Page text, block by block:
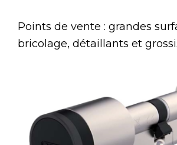
Points de vente : grandes
bricolage, détaillants et